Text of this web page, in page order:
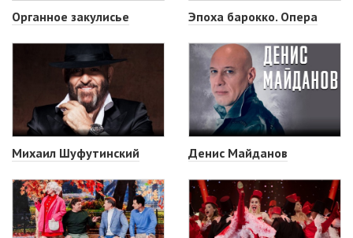
Органное закулисье Эпоха барокко. Опера
Михаил Шуфутинский Денис Майданов